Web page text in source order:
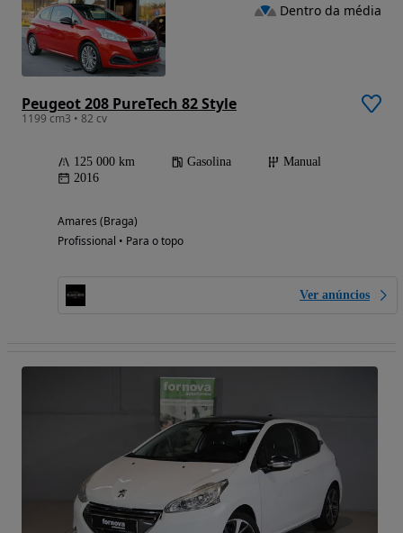
Peugeot 208 PureTech 82 Style
1199 cm3 • 82 cv
125 000 km Gasolina
Manual
2016
Amares (Braga)
Profissional • Para o topo
Ver anúncios
Dentro da média